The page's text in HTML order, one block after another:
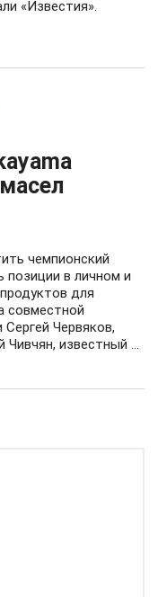
«Известия».
чемпионский
позиции в личном и
для
совместной
Червяков,
Чивчян, известный ...